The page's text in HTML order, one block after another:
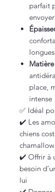
parfait
place,
intense
✅ Idéal
✔️ Les
chiens
chamallow
✔️ Offrir à
besoin
lui